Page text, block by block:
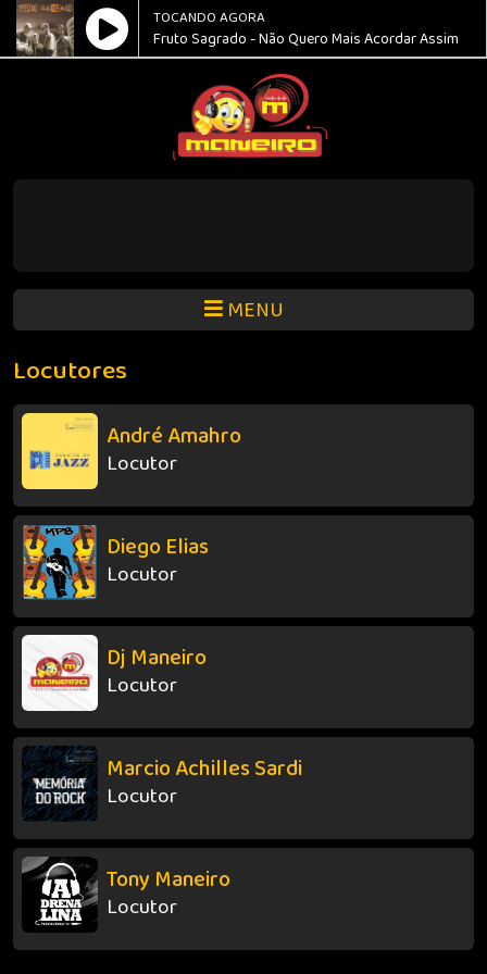
TOCANDO AGORA
Fruto Sagrado - Não Quero Mais Acordar Assim
MENU
Locutores
André Amahro
Locutor
Diego Elias
Locutor
Dj Maneiro
Locutor
Marcio Achilles Sardi
Locutor
Tony Maneiro
Locutor